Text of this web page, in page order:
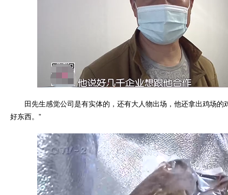
田先生感觉公司是有实体的，还有大人物出场，他还拿出鸡场的
好东西。”